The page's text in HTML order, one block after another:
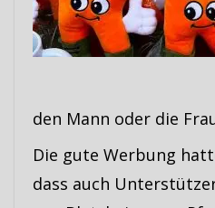
den Mann oder die
Die gute Werbung
dass auch